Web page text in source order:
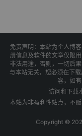
免责声明：本站为个人博
册信息及软件的文章仅限
非法用途，否则，一切后
与本站无关，您必须在下
容，如
访问和下载
本站为非盈利性站点，不
Copyright ©